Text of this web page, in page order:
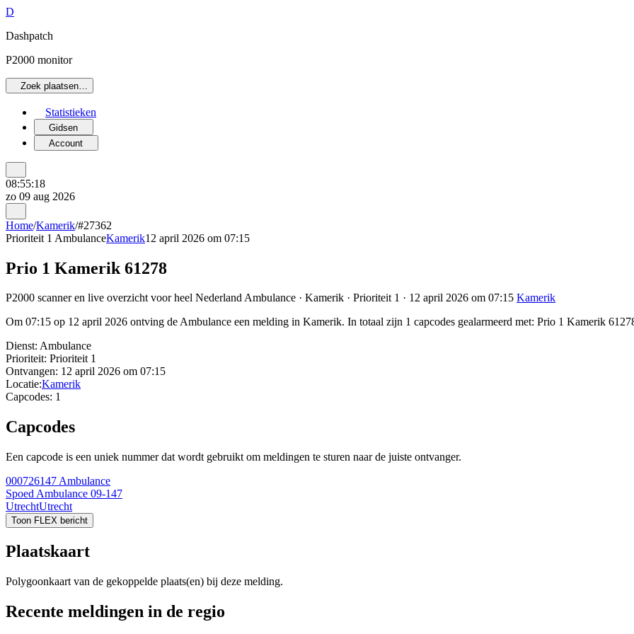
D
Dashpatch
P2000 monitor
Zoek plaatsen…
Statistieken
Gidsen
Account
08:55:18
zo 09 aug 2026
Home/Kamerik/#27362
Prioriteit 1 AmbulanceKamerik12 april 2026 om 07:15
Prio 1 Kamerik 61278
P2000 scanner en live overzicht voor heel Nederland Ambulance · Kamerik · Prioriteit 1 · 12 april 2026 om 07:15 Kamerik
Om 07:15 op 12 april 2026 ontving de Ambulance een melding in Kamerik. In totaal zijn 1 capcodes gealarmeerd met: Prio 1 Kamerik
Dienst: Ambulance
Prioriteit: Prioriteit 1
Ontvangen: 12 april 2026 om 07:15
Locatie:Kamerik
Capcodes: 1
Capcodes
Een capcode is een uniek nummer dat wordt gebruikt om meldingen te sturen naar de juiste ontvanger.
000726147 Ambulance
Spoed Ambulance 09-147
UtrechtUtrecht
Toon FLEX bericht
Plaatskaart
Polygoonkaart van de gekoppelde plaats(en) bij deze melding.
Recente meldingen in de regio